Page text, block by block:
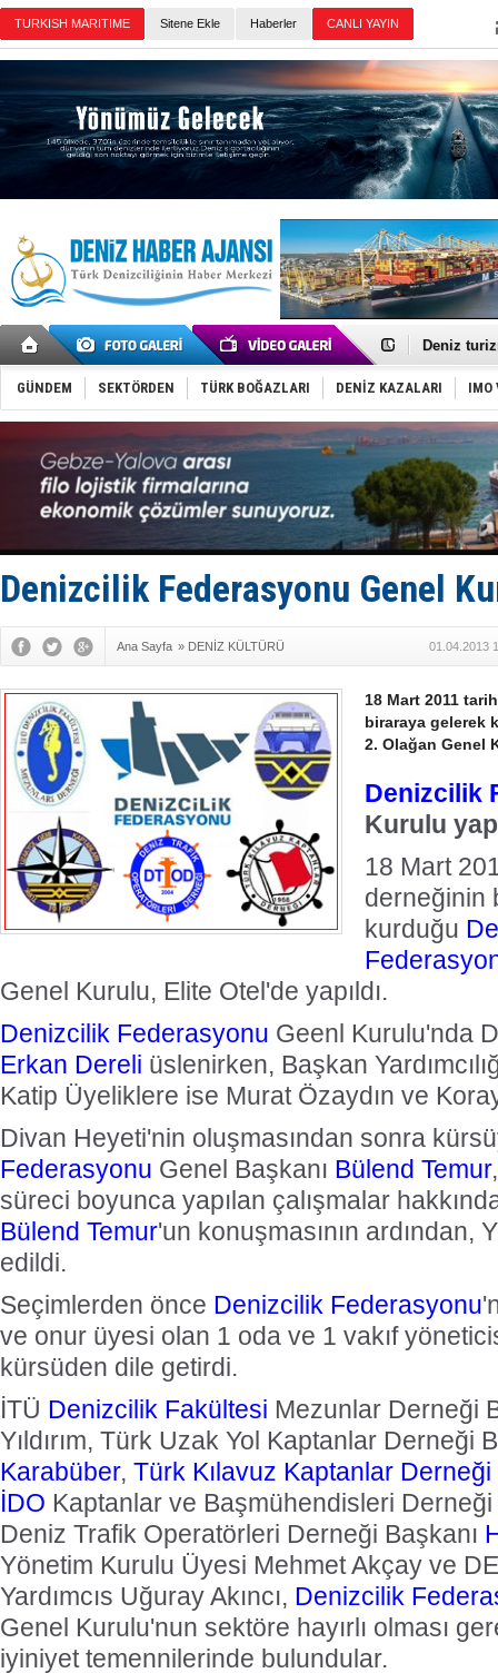
Sitene Ekle Haberler
Türkiye-
Türk
DÖDER,
Fairline,
Baltık
Runit
Limana
Türk
Hüseyin
Hat-San
Med
GÜNDEM SEKTÖRDEN TÜRK BOĞAZLARI DENİZ KAZALARI IMO
Denizcilik Federasyonu Genel
Ana Sayfa » DENİZ KÜLTÜRÜ 01.04.2013
18 Mart 2011
biraraya gelerek
2. Olağan Genel
Denizcilik
Kurulu
18 Mart
derneğinin
kurduğu
Genel Kurulu, Elite Otel'de yapıldı.
Denizcilik Federasyonu Geenl Kurulu'nda
Erkan Dereli üslenirken, Başkan
Katip Üyeliklere ise Murat Özaydın ve
Divan Heyeti'nin oluşmasından sonra
Federasyonu Genel Başkanı Bülend Temur
süreci boyunca yapılan çalışmalar
Bülend Temur'un konuşmasının ardından,
edildi.
Seçimlerden önce Denizcilik Federasyonu
ve onur üyesi olan 1 oda ve 1 vakıf
kürsüden dile getirdi.
İTÜ Denizcilik Fakültesi Mezunlar Derneği
Yıldırım, Türk Uzak Yol Kaptanlar Derneği
Karabüber, Türk Kılavuz Kaptanlar Derneği
İDO Kaptanlar ve Başmühendisleri Derneği
Deniz Trafik Operatörleri Derneği Başkanı
Yönetim Kurulu Üyesi Mehmet Akçay ve
Yardımcıs Uğuray Akıncı, Denizcilik
Genel Kurulu'nun sektöre hayırlı olması
iyiniyet temennilerinde bulundular.